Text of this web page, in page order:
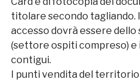
titolare secondo tagliando.
accesso dovrà essere
(settore ospiti compreso)
contigui.
I punti vendita del